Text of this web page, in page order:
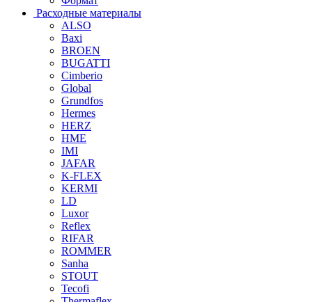
Расходные материалы
ALSO
Baxi
BROEN
BUGATTI
Cimberio
Global
Grundfos
Hermes
HERZ
HME
IMI
JAFAR
K-FLEX
KERMI
LD
Luxor
Reflex
RIFAR
ROMMER
Sanha
STOUT
Tecofi